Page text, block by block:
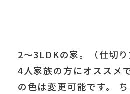
2～3LDKの家。（仕切り
4人家族の方にオススメ
の色は変更可能です。